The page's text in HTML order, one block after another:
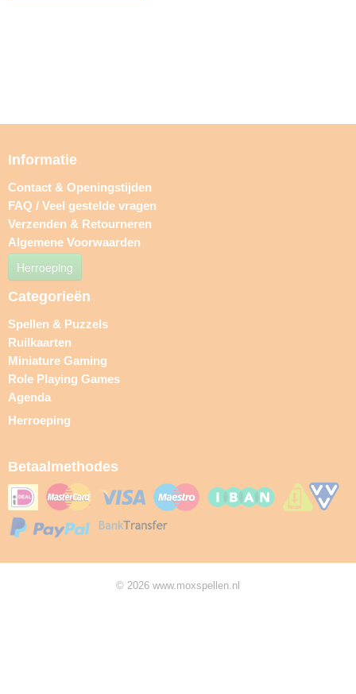
Informatie
Contact & Openingstijden
FAQ / Veel gestelde vragen
Verzenden & Retourneren
Algemene Voorwaarden
Herroeping
Categorieën
Spellen & Puzzels
Ruilkaarten
Miniature Gaming
Role Playing Games
Agenda
Herroeping
Betaalmethodes
© 2026 www.moxspellen.nl